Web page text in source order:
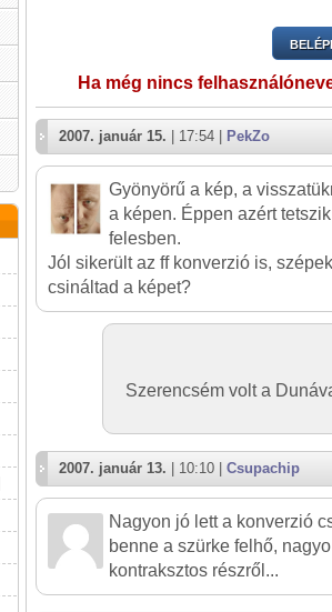
Ha még nincs
2007. január 15. | 17:54 | PekZo
Gyönyörű a kép, a
a képen. Éppen azért
felesben.
Jól sikerült az ff konverzió is,
csináltad a képet?
Szerencsém volt a
2007. január 13. | 10:10 | Csupachip
Nagyon jó lett a konverzió
benne a szürke felhő,
kontraksztos részről...